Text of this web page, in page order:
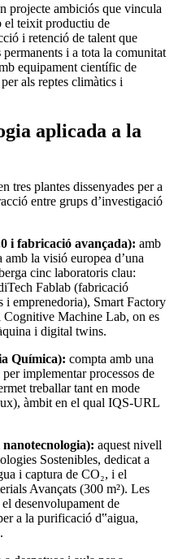
projecte ambiciós que vincula
el teixit productiu de
i retenció de talent que
permanents i a tota la comunitat
equipament científic de
als reptes climàtics i
aplicada a la
tres plantes dissenyades per a
entre grups d’investigació
i fabricació avançada): amb
amb la visió europea d’una
cinc laboratoris clau:
Fablab (fabricació
emprenedoria), Smart Factory
Machine Lab, on es
i digital twins.
Química): compta amb una
implementar processos de
treballar tant en mode
àmbit en el qual IQS-URL
nanotecnologia): aquest nivell
Sostenibles, dedicat a
i captura de CO₂, i el
Avançats (300 m²). Les
desenvolupament de
a la purificació d‟aigua,